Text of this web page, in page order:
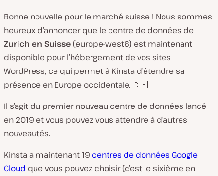
Bonne nouvelle pour le marché suisse ! Nous sommes
heureux d’annoncer que le centre de données de
Zurich en Suisse (europe-west6) est maintenant
disponible pour l’hébergement de vos sites
WordPress, ce qui permet à Kinsta d’étendre sa
présence en Europe occidentale. 🇨🇭
Il s’agit du premier nouveau centre de données lancé
en 2019 et vous pouvez vous attendre à d’autres
nouveautés.
Kinsta a maintenant 19 centres de données Google
Cloud que vous pouvez choisir (c’est le sixième en